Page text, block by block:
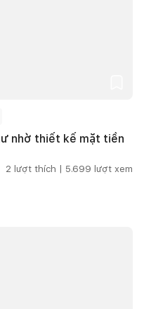
nhờ thiết kế mặt tiền
2 lượt thích | 5.699 lượt xem